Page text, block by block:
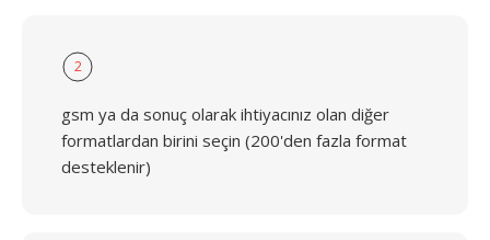
2
gsm ya da sonuç olarak ihtiyacınız olan diğer
formatlardan birini seçin (200'den fazla format
desteklenir)